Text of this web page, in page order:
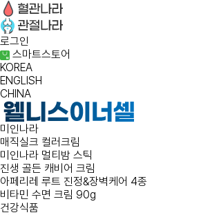
로그인
스마트스토어
KOREA
ENGLISH
CHINA
미인나라
매직실크 컬러크림
미인나라 멀티밤 스틱
진생 골든 캐비어 크림
아페리레 루트 진정&장벽케어 4종
비타민 수면 크림 90g
건강식품